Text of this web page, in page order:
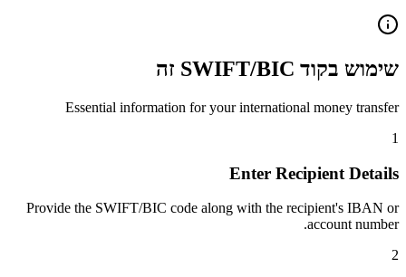
שימוש בקוד SWIFT/BIC זה
Essential information for your international money transfer
1
Enter Recipient Details
Provide the SWIFT/BIC code along with the recipient's IBAN or
account number.
2